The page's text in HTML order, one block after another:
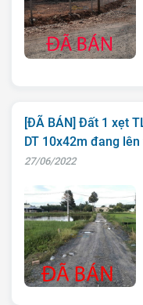
[ĐÃ BÁN] Đất 1 xẹt
DT 10x42m đang
27/06/2022